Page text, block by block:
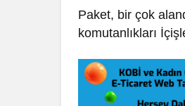
Paket, bir çok
komutanlıkları